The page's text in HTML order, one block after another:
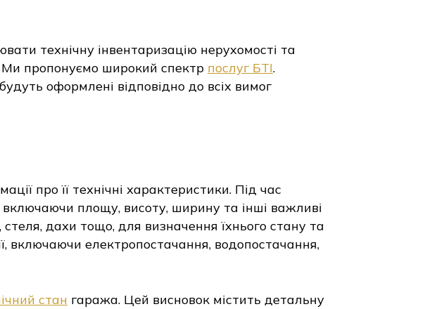
технічну інвентаризацію нерухомості та
Ми пропонуємо широкий спектр послуг БТІ.
оформлені відповідно до всіх вимог
про її технічні характеристики. Під час
включаючи площу, висоту, ширину та інші важливі
стеля, дахи тощо, для визначення їхнього стану та
включаючи електропостачання, водопостачання,
стан гаража. Цей висновок містить детальну